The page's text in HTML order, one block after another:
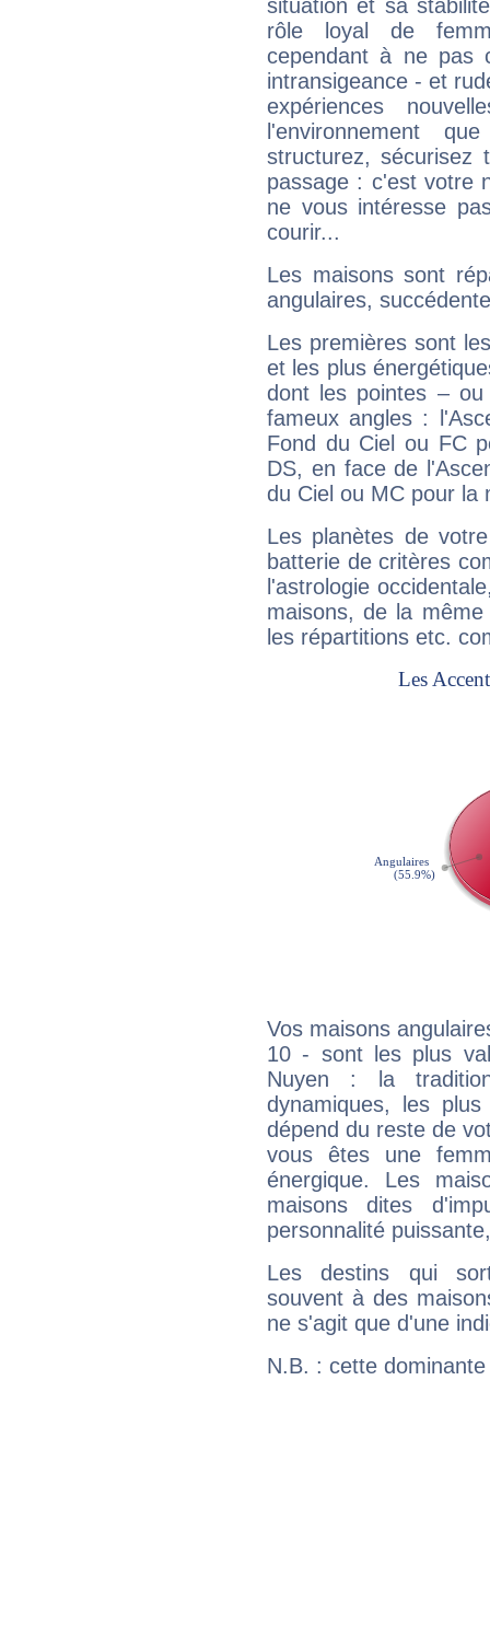
situation et sa
rôle loyal de
cependant à ne pas
intransigeance - et
expériences
l'environnement
structurez, sécurisez
passage : c'est votre
ne vous intéresse
courir...
Les maisons sont
angulaires,
Les premières sont
et les plus
dont les pointes –
fameux angles :
Fond du Ciel ou FC
DS, en face de
du Ciel ou MC pour la
Les planètes de
batterie de critères
l'astrologie
maisons, de la
les répartitions etc.
Vos maisons
10 - sont les plus
Nuyen : la
dynamiques, les
dépend du reste de
vous êtes une
énergique. Les
maisons dites
personnalité
Les destins qui
souvent à des
ne s'agit que d'une
N.B. : cette